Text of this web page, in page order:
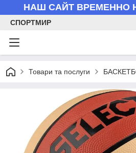
НАШ САЙТ ВРЕМЕННО
СПОРТМИР
Товари та послуги